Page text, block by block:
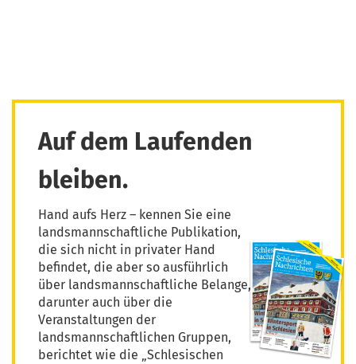
Auf dem Laufenden
bleiben.
Hand aufs Herz – kennen Sie eine
landsmannschaftliche Publikation,
die sich nicht in privater Hand
befindet, die aber so ausführlich
über landsmannschaftliche Belange,
darunter auch über die
Veranstaltungen der
landsmannschaftlichen Gruppen,
berichtet wie die „Schlesischen